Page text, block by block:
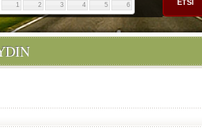
1 2 3 4 5 6